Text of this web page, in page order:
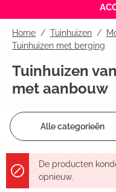
Home Tuinhuizen /
Tuinhuizen met berging
Tuinhuizen
met aanbouw
Alle categorieën
De producten
opnieuw.